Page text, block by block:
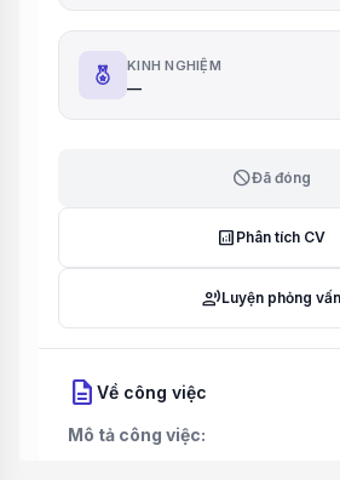
KINH NGHIỆM
—
blockĐã đóng
analytics Phân tích CV
record_voice_overLuyện phỏng vấn
description Về công việc
Mô tả công việc: